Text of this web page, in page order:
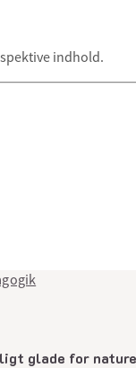
indhold.
glade for